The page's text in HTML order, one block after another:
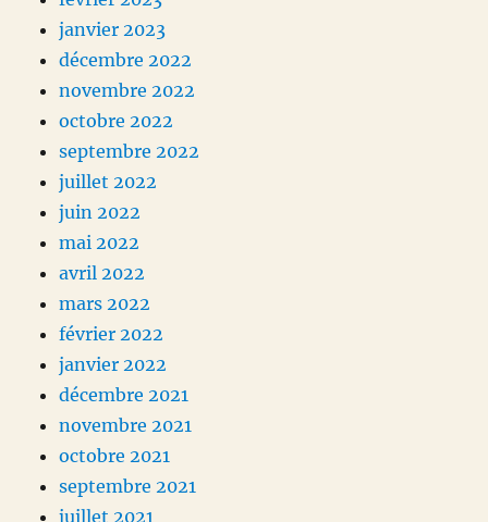
janvier 2023
décembre 2022
novembre 2022
octobre 2022
septembre 2022
juillet 2022
juin 2022
mai 2022
avril 2022
mars 2022
février 2022
janvier 2022
décembre 2021
novembre 2021
octobre 2021
septembre 2021
juillet 2021